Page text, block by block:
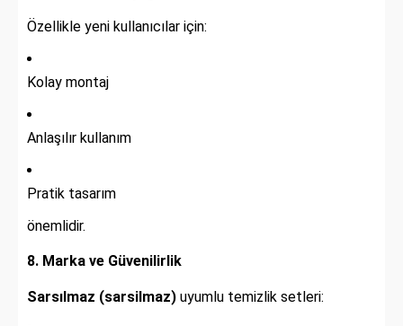
Özellikle yeni kullanıcılar için:
Kolay montaj
Anlaşılır kullanım
Pratik tasarım
önemlidir.
8. Marka ve Güvenilirlik
Sarsılmaz (sarsilmaz) uyumlu temizlik setleri: